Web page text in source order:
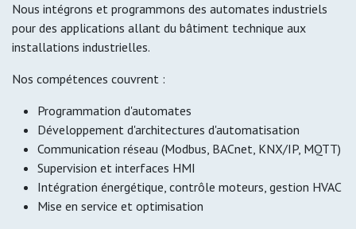
Nous intégrons et programmons des automates industriels
pour des applications allant du bâtiment technique aux
installations industrielles.
Nos compétences couvrent :
Programmation d'automates
Développement d'architectures d'automatisation
Communication réseau (Modbus, BACnet, KNX/IP, MQTT)
Supervision et interfaces HMI
Intégration énergétique, contrôle moteurs, gestion HVAC
Mise en service et optimisation